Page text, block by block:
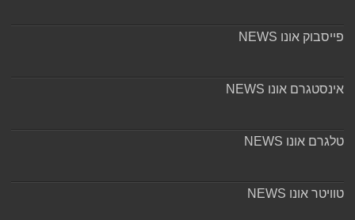
פייסבוק אונו NEWS
אינסטגרם אונו NEWS
טלגרם אונו NEWS
טוויטר אונו NEWS